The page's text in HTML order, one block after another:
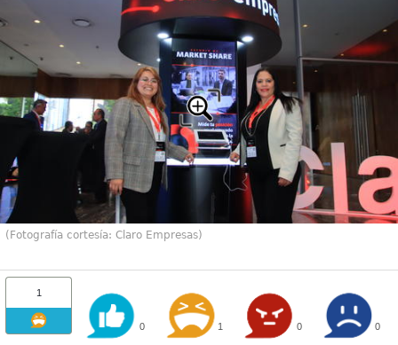
(Fotografía cortesía: Claro Empresas)
1
0 1 0 0